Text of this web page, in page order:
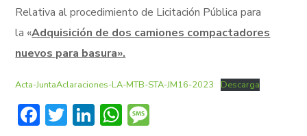
Relativa al procedimiento de Licitación Pública para
la «Adquisición de dos camiones compactadores
nuevos para basura».
Acta-JuntaAclaraciones-LA-MTB-STA-JM16-2023 Descarga
Facebook
Twitter
LinkedIn
WhatsApp